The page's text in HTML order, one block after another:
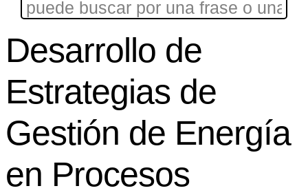
Desarrollo de
Estrategias de
Gestión de Energía
en Procesos